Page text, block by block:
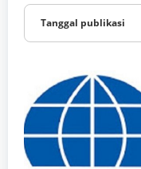
Tanggal publikasi